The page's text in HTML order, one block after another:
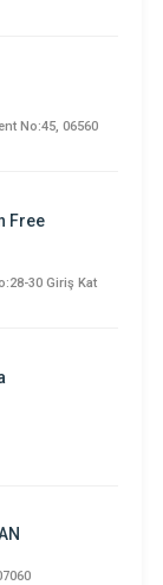
No:45, 06560
Free
30 Giriş Kat